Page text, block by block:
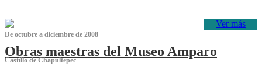
Ver más
De octubre a diciembre de 2008
Obras maestras del Museo Amparo
Castillo de Chapultepec